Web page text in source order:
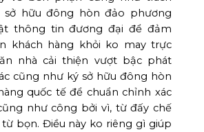
sở hữu đông hòn đảo phương
thông tin đương đại để đảm
khách hàng khỏi ko may trực
nhà cải thiện vượt bậc phát
cũng như ký sở hữu đông hòn
quốc tế để chuẩn chỉnh xác
như công bởi vì, từ đấy chế
bọn. Điều này ko riêng gì giúp